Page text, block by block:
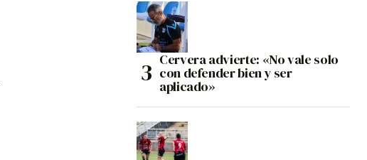
Cervera advierte: «No vale solo
con defender bien y ser
aplicado»